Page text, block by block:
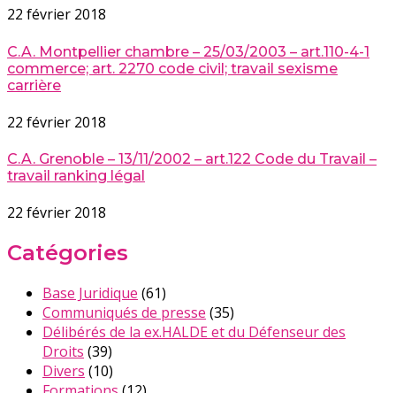
22 février 2018
C.A. Montpellier chambre – 25/03/2003 – art.110-4-1
commerce; art. 2270 code civil; travail sexisme
carrière
22 février 2018
C.A. Grenoble – 13/11/2002 – art.122 Code du Travail –
travail ranking légal
22 février 2018
Catégories
Base Juridique (61)
Communiqués de presse (35)
Délibérés de la ex.HALDE et du Défenseur des
Droits (39)
Divers (10)